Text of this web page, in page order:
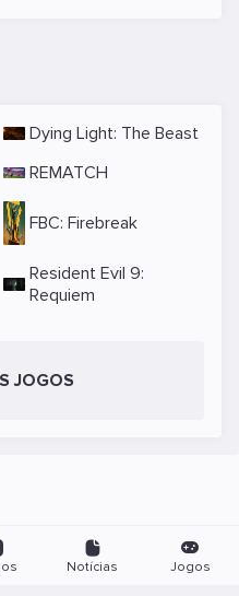
Dying Light: The Beast
REMATCH
FBC: Firebreak
Resident Evil 9:
Requiem
JOGOS
Notícias Jogos